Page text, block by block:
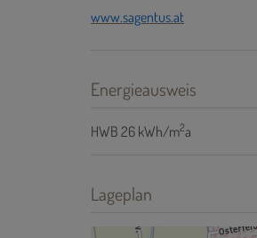
www.sagentus.at
Energieausweis
HWB 26 kWh/m2a
Lageplan